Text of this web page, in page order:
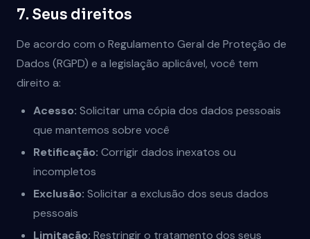
7. Seus direitos
De acordo com o Regulamento Geral de Proteção de
Dados (RGPD) e a legislação aplicável, você tem
direito a:
Acesso: Solicitar uma cópia dos dados pessoais
que mantemos sobre você
Retificação: Corrigir dados inexatos ou
incompletos
Exclusão: Solicitar a exclusão dos seus dados
pessoais
Limitação: Restringir o tratamento dos seus